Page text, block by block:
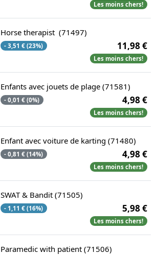
Les moins chers!
Horse therapist (71497)
- 3,51 € (23%) 11,98 €
Les moins chers!
Enfants avec jouets de plage (71581)
- 0,01 € (0%) 4,98 €
Les moins chers!
Enfant avec voiture de karting (71480)
- 0,81 € (14%) 4,98 €
Les moins chers!
SWAT & Bandit (71505)
- 1,11 € (16%) 5,98 €
Les moins chers!
Paramedic with patient (71506)